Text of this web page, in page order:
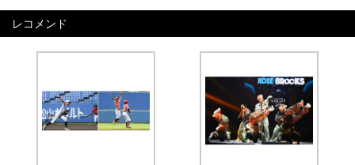
レコメンド